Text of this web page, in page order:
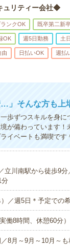
ュリティー会社◆
ランクOK 既卒第二新
OK 週5日勤務 土
由 日払いOK 週払
…」そんな方も上
歩ずつスキルを身
が備わっています
イベートも満喫です
立川南駅から徒歩9
分
／週5日＊予定での
働8時間、休憩60分）
8月～9月～10月～